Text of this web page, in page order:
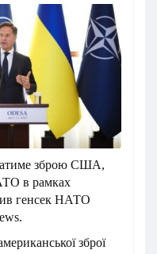
зброю США,
в рамках
генсек НАТО
зброї